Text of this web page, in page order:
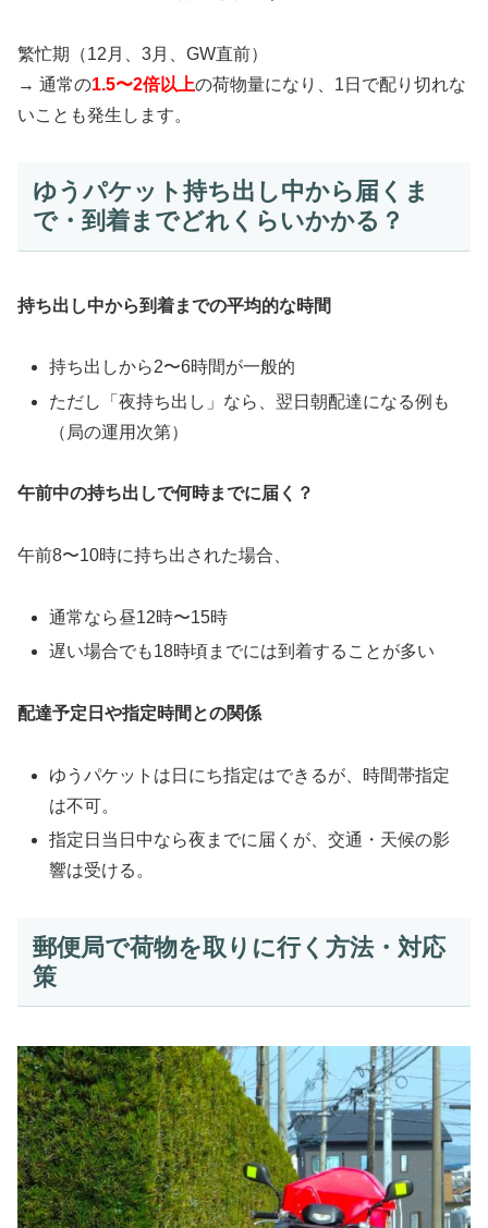
繁忙期（12月、3月、GW直前）
→ 通常の1.5〜2倍以上の荷物量になり、1日で配り切れな
いことも発生します。
ゆうパケット持ち出し中から届くま
で・到着までどれくらいかかる？
持ち出し中から到着までの平均的な時間
持ち出しから2〜6時間が一般的
ただし「夜持ち出し」なら、翌日朝配達になる例も
（局の運用次第）
午前中の持ち出しで何時までに届く？
午前8〜10時に持ち出された場合、
通常なら昼12時〜15時
遅い場合でも18時頃までには到着することが多い
配達予定日や指定時間との関係
ゆうパケットは日にち指定はできるが、時間帯指定
は不可。
指定日当日中なら夜までに届くが、交通・天候の影
響は受ける。
郵便局で荷物を取りに行く方法・対応
策